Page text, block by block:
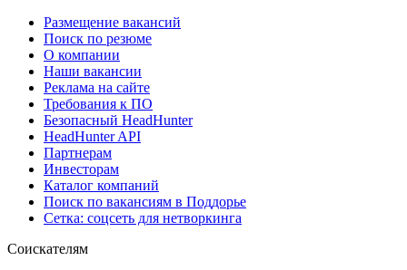
Размещение вакансий
Поиск по резюме
О компании
Наши вакансии
Реклама на сайте
Требования к ПО
Безопасный HeadHunter
HeadHunter API
Партнерам
Инвесторам
Каталог компаний
Поиск по вакансиям в Поддорье
Сетка: соцсеть для нетворкинга
Соискателям